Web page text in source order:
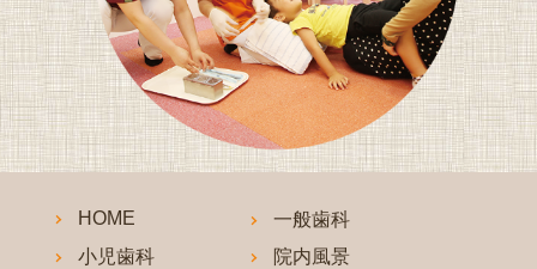
HOME
一般歯科
小児歯科
院内風景